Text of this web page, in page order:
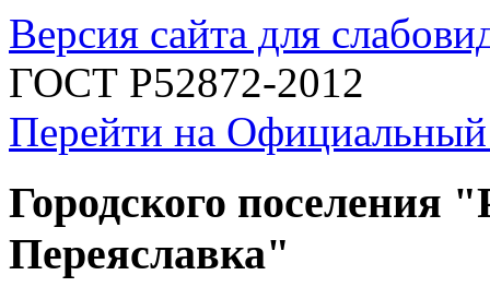
Версия сайта для
ГОСТ Р52872-2012
Перейти на
Городского поселения
Переяславка"